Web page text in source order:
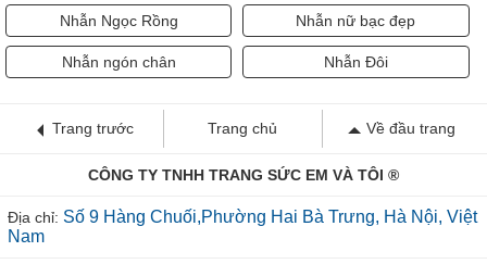
Nhẫn Ngọc Rồng Nhẫn nữ bạc đẹp
Nhẫn ngón chân Nhẫn Đôi
Trang trước Trang chủ Về đầu trang
CÔNG TY TNHH TRANG SỨC EM VÀ TÔI ®
Địa chỉ: Số 9 Hàng Chuối,Phường Hai Bà Trưng, Hà Nội, Việt
Nam